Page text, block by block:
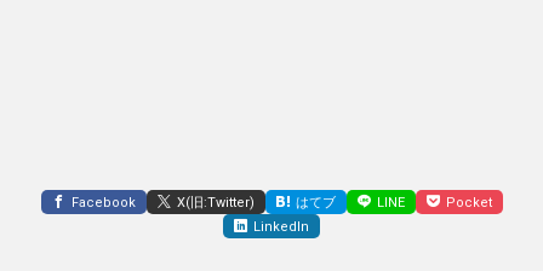
Facebook X(旧:Twitter) はてブ LINE
Pocket
LinkedIn